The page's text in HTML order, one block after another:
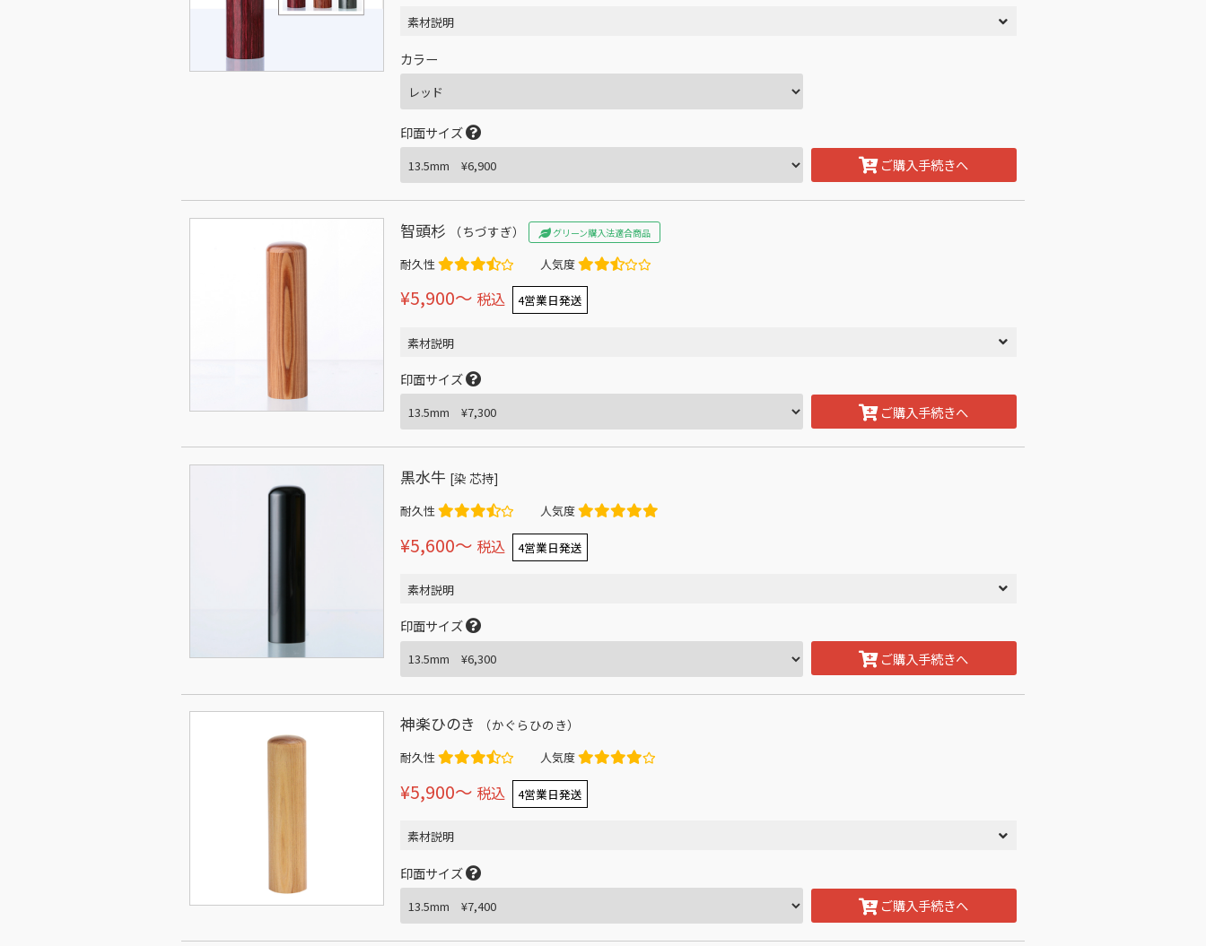
素材説明
カラー
印面サイズ
ご購入手続きへ
智頭杉 （ちづすぎ） グリーン購入法適合商品
耐久性 人気度
¥5,900〜 税込 4営業日発送
素材説明
印面サイズ
ご購入手続きへ
黒水牛 [染 芯持]
耐久性 人気度
¥5,600〜 税込 4営業日発送
素材説明
印面サイズ
ご購入手続きへ
神楽ひのき （かぐらひのき）
耐久性 人気度
¥5,900〜 税込 4営業日発送
素材説明
印面サイズ
ご購入手続きへ